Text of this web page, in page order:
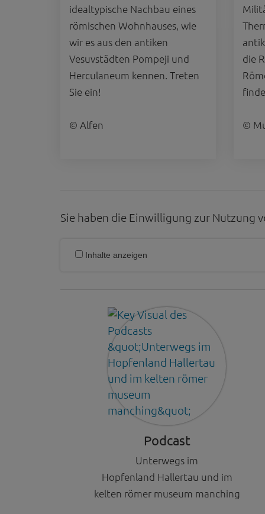
Diese Website
werden
die Funktion
auf unserer
YouTube /
Videos werden
Optional sind
idealtypische Nachbau eines
römischen Wohnhauses, wie
wir es aus den antiken
Vesuvstädten Pompeji und
Herculaneum kennen. Treten
Sie ein!
© Alfen
die
©
Sie haben die Einwilligung zur Nutzung
Inhalte anzeigen
Podcast
Unterwegs im
Hopfenland Hallertau und im
kelten römer museum manching